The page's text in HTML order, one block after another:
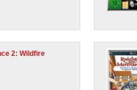
2: Wildfire